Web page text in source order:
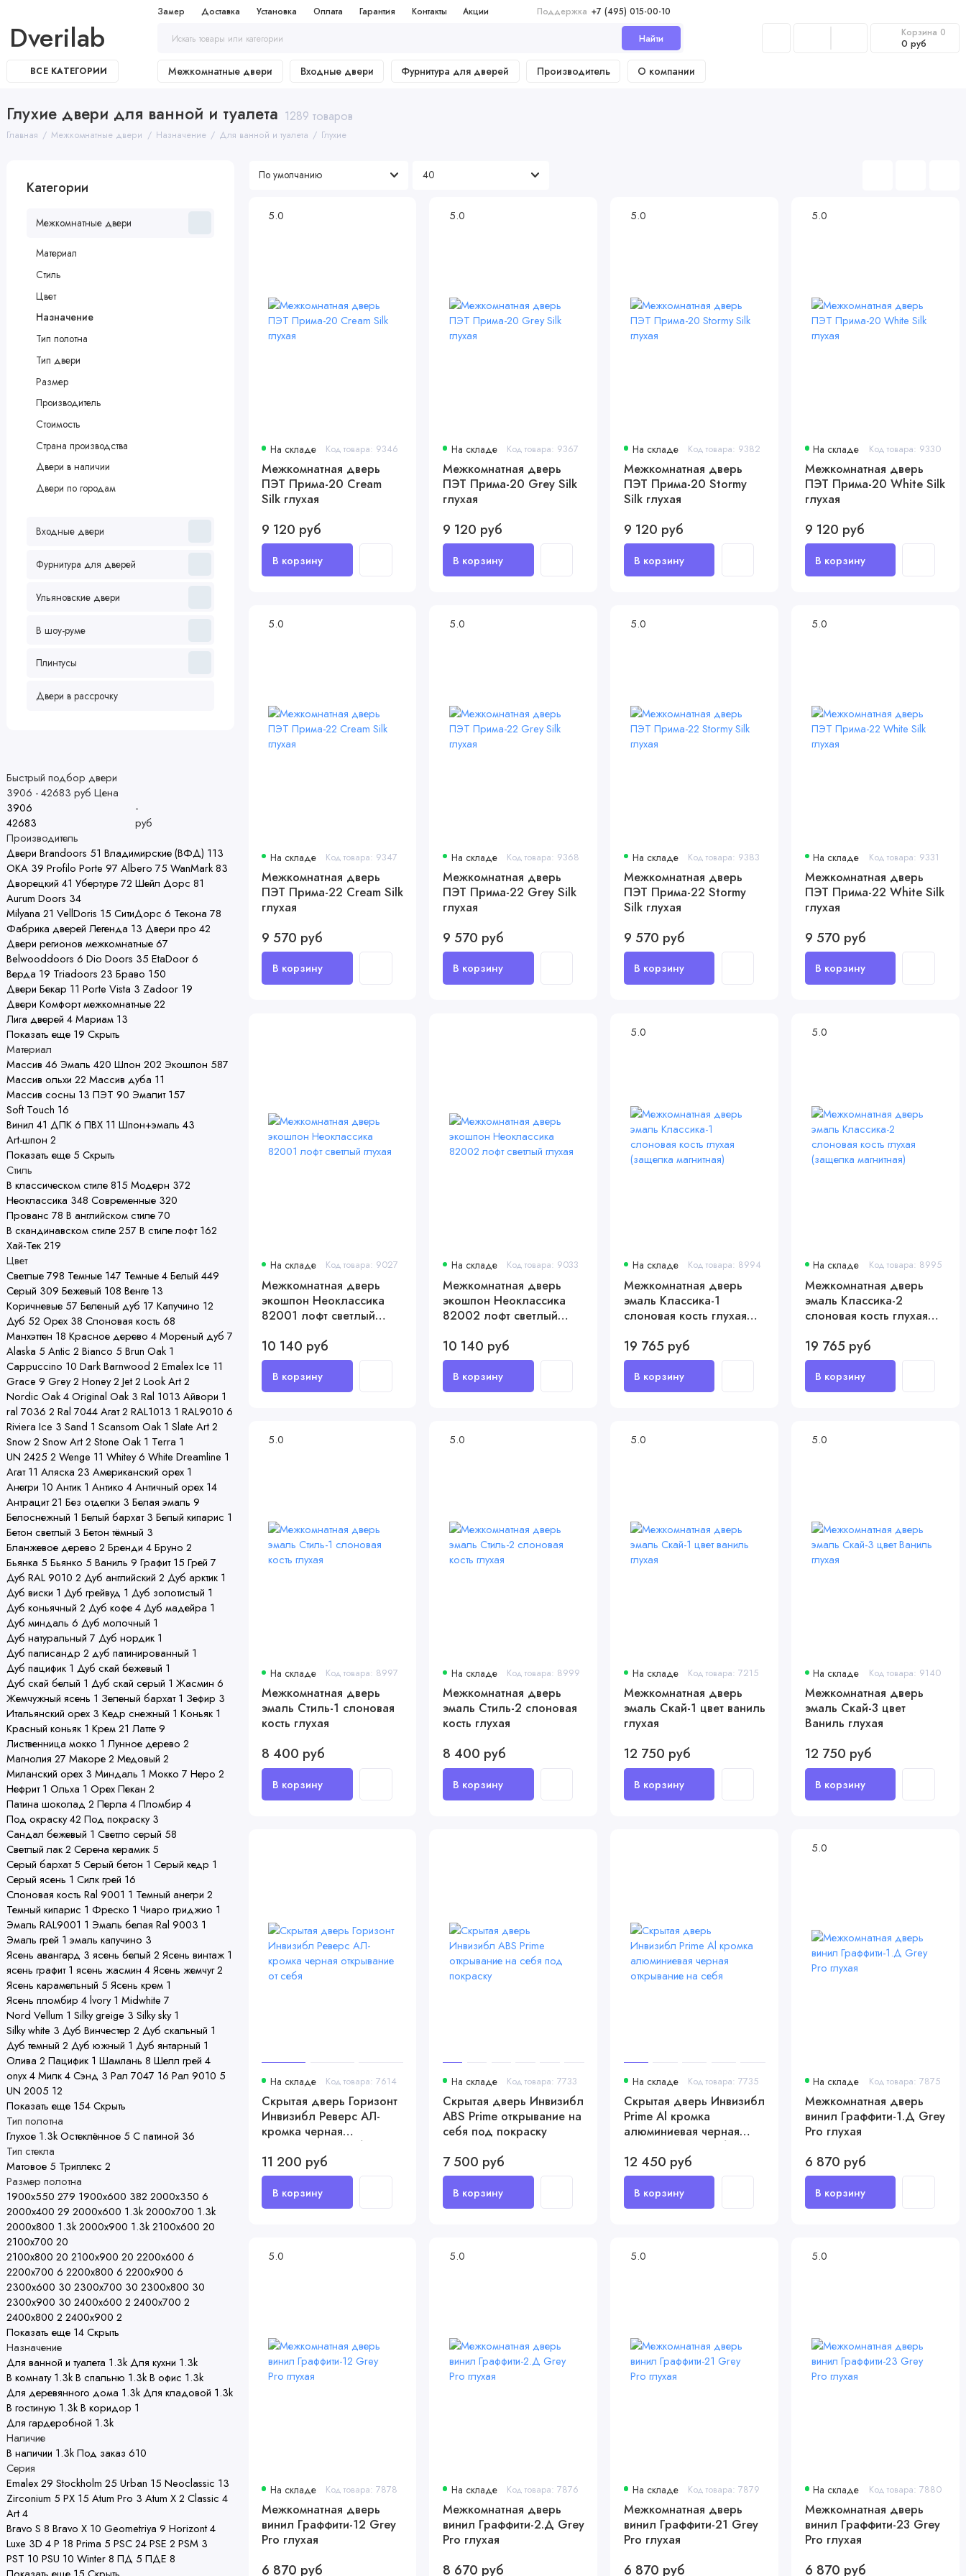
Замер Доставка Установка Оплата Гарантия Контакты Акции Поддержка +7 (495) 015-00-10
Dverilab Найти Корзина 0
0 руб
ВСЕ КАТЕГОРИИ Межкомнатные двери Входные двери Фурнитура для дверей Производитель О компании
Глухие двери для ванной и туалета 1289 товаров
Главная Межкомнатные двери Назначение Для ванной и туалета Глухие
Категории
Межкомнатные двери
Материал
Стиль
Цвет
Назначение
Тип полотна
Тип двери
Размер
Производитель
Стоимость
Страна производства
Двери в наличии
Двери по городам
Входные двери
Фурнитура для дверей
Ульяновские двери
В шоу-руме
Плинтусы
Двери в рассрочку
Быстрый подбор двери
3906 -42683 рубЦена
-
руб
Производитель
Двери Brandoors 51 Владимирские (ВФД) 113
ОКА 39 Profilo Porte 97 Albero 75 WanMark83
Дворецкий 41 Убертуре72 Шейл Дорс 81
Aurum Doors 34
Milyana 21 VellDoris 15 СитиДорс 6 Текона 78
Фабрика дверей Легенда 13 Двери про 42
Двери регионов межкомнатные67
Belwooddoors 6 Dio Doors 35 EtaDoor6
Верда 19 Triadoors 23 Браво 150
Двери Бекар 11 Porte Vista 3 Zadoor 19
Двери Комфорт межкомнатные22
Лига дверей 4Мариам 13
Показать еще 19Скрыть
Материал
Массив 46 Эмаль 420 Шпон 202 Экошпон 587
Массив ольхи 22 Массив дуба 11
Массив сосны 13 ПЭТ 90 Эмалит 157
Soft Touch 16
Винил 41 ДПК6 ПВХ 11 Шпон+эмаль 43
Art-шпон 2
Показать еще 5Скрыть
Стиль
В классическом стиле815 Модерн 372
Неоклассика 348 Современные 320
Прованс 78 В английском стиле70
В скандинавском стиле257 В стиле лофт 162
Хай-Тек219
Цвет
Светлые798 Темные 147 Темные4Белый 449
Серый 309 Бежевый 108 Венге 13
Коричневые 57 Беленый дуб 17 Капучино 12
Дуб 52 Орех 38 Слоновая кость 68
Манхэттен 18 Красное дерево 4Мореный дуб 7
Alaska 5 Antic 2 Bianco 5 Brun Oak 1
Cappuccino 10 Dark Barnwood 2 Emalex Ice 11
Grace 9 Grey2 Honey2 Jet2 Look Art2
Nordic Oak4Original Oak 3 Ral 1013 Айвори 1
ral 7036 2 Ral 7044 Агат2 RAL1013 1 RAL9010 6
Riviera Ice 3 Sand 1 Scansom Oak 1 Slate Art2
Snow2 Snow Art2 Stone Oak 1 Terra 1
UN 2425 2 Wenge 11 Whitey6 White Dreamline 1
Агат 11 Аляска 23 Американский орех 1
Анегри 10 Антик 1 Антико 4Античный орех 14
Антрацит21 Без отделки 3 Белая эмаль 9
Белоснежный 1 Белый бархат 3 Белый кипарис 1
Бетон светлый 3 Бетон тёмный 3
Бланжевое дерево 2 Бренди 4Бруно 2
Бьянка 5 Бьянко 5 Ваниль 9 Графит 15 Грей 7
Дуб RAL 9010 2 Дуб английский 2 Дуб арктик 1
Дуб виски 1 Дуб грейвуд 1 Дуб золотистый 1
Дуб коньячный 2 Дуб кофе4Дуб мадейра 1
Дуб миндаль 6 Дуб молочный 1
Дуб натуральный 7 Дуб нордик 1
Дуб палисандр 2 дуб патинированный 1
Дуб пацифик 1 Дуб скай бежевый 1
Дуб скай белый 1 Дуб скай серый 1 Жасмин 6
Жемчужный ясень 1 Зеленый бархат 1 Зефир 3
Итальянский орех 3 Кедр снежный 1 Коньяк 1
Красный коньяк 1 Крем21 Латте9
Лиственница мокко 1 Лунное дерево 2
Магнолия 27 Макоре2 Медовый 2
Миланский орех 3 Миндаль 1 Мокко 7 Неро 2
Нефрит 1 Ольха 1 Орех Пекан 2
Патина шоколад 2 Перла 4Пломбир 4
Под окраску42 Под покраску 3
Сандал бежевый 1 Светло серый 58
Светлый лак2 Серена керамик 5
Серый бархат 5 Серый бетон 1 Серый кедр 1
Серый ясень 1 Силк грей 16
Слоновая кость Ral 9001 1 Темный анегри 2
Темный кипарис 1 Фреско 1 Чиаро гриджио 1
Эмаль RAL9001 1 Эмаль белая Ral 9003 1
Эмаль грей 1 эмаль капучино 3
Ясень авангард 3 ясень белый 2 Ясень винтаж 1
ясень графит 1 ясень жасмин 4Ясень жемчуг2
Ясень карамельный 5 Ясень крем 1
Ясень пломбир 4lvory 1 Midwhite 7
Nord Vellum 1 Silky greige 3 Silky sky 1
Silky white 3 Дуб Винчестер 2 Дуб скальный 1
Дуб темный 2 Дуб южный 1 Дуб янтарный 1
Олива 2 Пацифик 1 Шампань 8 Шелл грей 4
onyx4Милк4Сэнд 3 Рал 7047 16 Рал 9010 5
UN 2005 12
Показать еще 154Скрыть
Тип полотна
Глухое 1.3kОстеклённое 5 С патиной 36
Тип стекла
Матовое 5 Триплекс 2
Размер полотна
1900х550 279 1900х600 382 2000х350 6
2000х400 29 2000х600 1.3k2000х700 1.3k
2000х800 1.3k2000х900 1.3k2100х600 20
2100х700 20
2100х800 20 2100х900 20 2200х600 6
2200х700 6 2200х800 6 2200х900 6
2300х600 30 2300х700 30 2300х800 30
2300х900 30 2400х600 2 2400х700 2
2400х800 2 2400х900 2
Показать еще 14Скрыть
Назначение
Для ванной и туалета 1.3kДля кухни 1.3k
В комнату 1.3kВ спальню 1.3kВ офис 1.3k
Для деревянного дома 1.3kДля кладовой 1.3k
В гостиную 1.3kВ коридор 1
Для гардеробной 1.3k
Наличие
В наличии 1.3kПод заказ 610
Серия
Emalex29 Stockholm 25 Urban 15 Neoclassic 13
Zirconium 5 PX 15 Atum Pro 3 Atum X2 Classic 4
Art4
Bravo S 8 Bravo X 10 Geometriya 9 Horizont4
Luxe 3D 4P 18 Prima 5 PSC24PSE 2 PSM 3
PST 10 PSU 10 Winter8 ПД 5 ПДЕ 8
5.0
На складе Код товара: 9346
Межкомнатная дверь
ПЭТ Прима-20 Cream
Silk глухая
9 120 руб
5.0
На складе Код товара: 9367
Межкомнатная дверь
ПЭТ Прима-20 Grey Silk
глухая
9 120 руб
5.0
На складе Код товара: 9382
Межкомнатная дверь
ПЭТ Прима-20 Stormy
Silk глухая
9 120 руб
5.0
На складе Код товара: 9330
Межкомнатная дверь
ПЭТ Прима-20 White Silk
глухая
9 120 руб
5.0
На складе Код товара: 9347
Межкомнатная дверь
ПЭТ Прима-22 Cream Silk
глухая
9 570 руб
5.0
На складе Код товара: 9368
Межкомнатная дверь
ПЭТ Прима-22 Grey Silk
глухая
9 570 руб
5.0
На складе Код товара: 9383
Межкомнатная дверь
ПЭТ Прима-22 Stormy
Silk глухая
9 570 руб
5.0
На складе Код товара: 9331
Межкомнатная дверь
ПЭТ Прима-22 White Silk
глухая
9 570 руб
На складе Код товара: 9027
Межкомнатная дверь
экошпон Неоклассика
82001 лофт светлый
10 140 руб
На складе Код товара: 9033
Межкомнатная дверь
экошпон Неоклассика
82002 лофт светлый
10 140 руб
5.0
На складе Код товара: 8994
Межкомнатная дверь
эмаль Классика-1
слоновая кость глухая
19 765 руб
5.0
На складе Код товара: 8995
Межкомнатная дверь
эмаль Классика-2
слоновая кость глухая
19 765 руб
5.0
На складе Код товара: 8997
Межкомнатная дверь
эмаль Стиль-1 слоновая
кость глухая
8 400 руб
5.0
На складе Код товара: 8999
Межкомнатная дверь
эмаль Стиль-2 слоновая
кость глухая
8 400 руб
5.0
На складе Код товара: 7215
Межкомнатная дверь
эмаль Скай-1 цвет ваниль
глухая
12 750 руб
5.0
На складе Код товара: 9140
Межкомнатная дверь
эмаль Скай-3 цвет
Ваниль глухая
12 750 руб
На складе Код товара: 7614
Скрытая дверь Горизонт
Инвизибл Реверс АЛ-
кромка черная
открывание от себя
11 200 руб
На складе Код товара: 7733
Скрытая дверь Инвизибл
ABS Prime открывание на
себя под покраску
7 500 руб
На складе Код товара: 7735
Скрытая дверь Инвизибл
Prime Al кромка
алюминиевая черная
открывание на себя
12 450 руб
5.0
На складе Код товара: 7875
Межкомнатная дверь
винил Граффити-1.Д Grey
Pro глухая
6 870 руб
5.0
На складе Код товара: 7878
Межкомнатная дверь
винил Граффити-12 Grey
Pro глухая
6 870 руб
5.0
На складе Код товара: 7876
Межкомнатная дверь
винил Граффити-2.Д Grey
Pro глухая
8 670 руб
5.0
На складе Код товара: 7879
Межкомнатная дверь
винил Граффити-21 Grey
Pro глухая
6 870 руб
5.0
На складе Код товара: 7880
Межкомнатная дверь
винил Граффити-23 Grey
Pro глухая
6 870 руб